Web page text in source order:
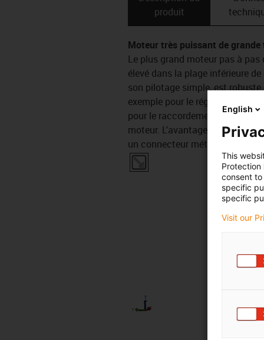
produit
Moteur très puissant de grande
Le plus grand moteur pas à
élevé dans la plage inférieure
son pilotage simple, est
exemple pour le réglage de
pour le raccordement du
moteur. L'avantage de ce
un connecteur métrique.
English
This
Protection
consent
specific
specific
Visit our